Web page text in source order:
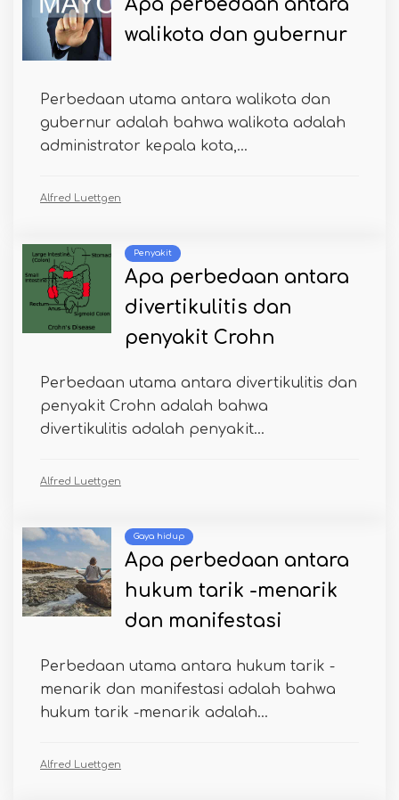
Apa perbedaan antara
walikota dan gubernur
Perbedaan utama antara walikota dan
gubernur adalah bahwa walikota adalah
administrator kepala kota,...
Alfred Luettgen
Penyakit
Apa perbedaan antara
divertikulitis dan
penyakit Crohn
Perbedaan utama antara divertikulitis dan
penyakit Crohn adalah bahwa
divertikulitis adalah penyakit...
Alfred Luettgen
Gaya hidup
Apa perbedaan antara
hukum tarik -menarik
dan manifestasi
Perbedaan utama antara hukum tarik -
menarik dan manifestasi adalah bahwa
hukum tarik -menarik adalah...
Alfred Luettgen